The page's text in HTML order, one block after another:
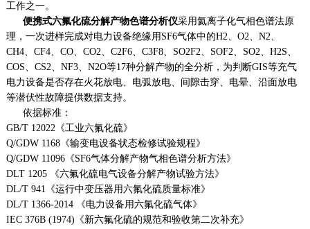
工作之一。
便携式六氟化硫分解产物色谱分析仪采用氦离子化气相色谱法原
理，一次进样完成对电力设备绝缘用SF6气体中的H2、O2、N2、
CH4、CF4、CO、CO2、C2F6、C3F8、SO2F2、SOF2、SO2、H2S、
COS、CS2、NF3、N2O等17种分解产物的全分析，为判断GIS等充气
电力设备是否存在火花放电、电弧放电、间隙击穿、电晕、沿面放电
等潜伏性故障提供数据支持。
依据标准：
GB/T 12022《工业六氟化硫》
Q/GDW 1168《输变电设备状态检修试验规程》
Q/GDW 11096《SF6气体分解产物气相色谱分析方法》
DLT 1205
《六氟化硫电气设备分解产物试验方法》
DL/T 941 《运行中变压器用六氟化硫质量标准》
DL/T 1366-2014
《电力设备用六氟化硫气体》
IEC 376B (1974) 《新六氟化硫的规范和验收第二次补充》